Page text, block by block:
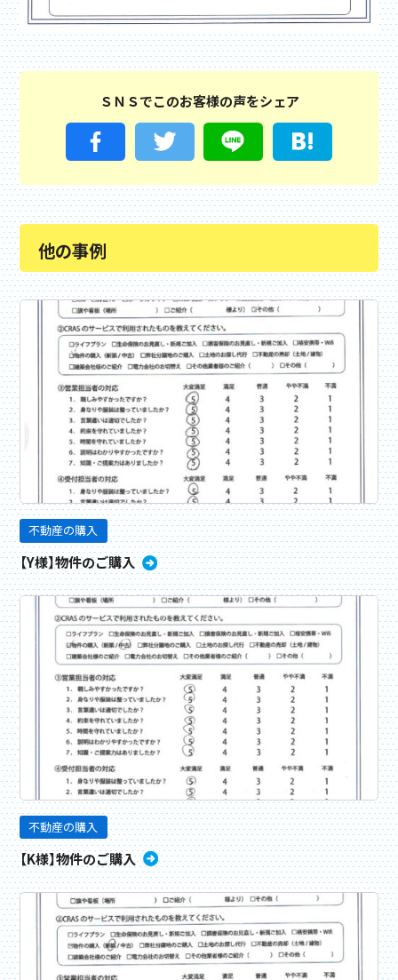
ＳＮＳでこのお客様の声をシェア
他の事例
不動産の購入
【Y様】物件のご購入
不動産の購入
【K様】物件のご購入